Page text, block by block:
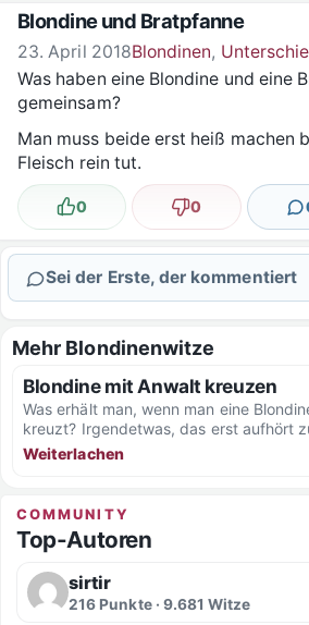
Zum Inhalt springen
Blondine und Bratpfanne
23. April 2018Blondinen,
Was haben eine Blondine und eine
gemeinsam?
Man muss beide erst heiß machen
Fleisch rein tut.
Lustig
0 Nicht lustig
0
Sei der Erste, der kommentiert
Mehr Blondinenwitze
Blondine mit Anwalt kreuzen
Was erhält man, wenn man eine
kreuzt? Irgendetwas, das erst aufhört
Weiterlachen
COMMUNITY
Top-Autoren
sirtir
216 Punkte · 9.681 Witze